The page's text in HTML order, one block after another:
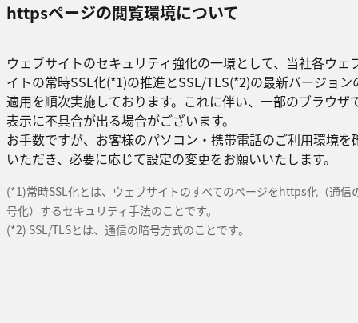
httpsページの閲覧環境について
ウェブサイトのセキュリティ強化の一環として、当社各ウェ
イトの常時SSL化(*1)の推進とSSL/TLS(*2)の最新バージョン
適用を順次実施しております。これに伴い、一部のブラウザ
表示に不具合が出る場合がございます。
お手数ですが、お客様のパソコン・携帯電話のご利用環境を
いただき、必要に応じて設定の変更をお願いいたします。
(*1)常時SSL化とは、ウェブサイトのすべてのページをhttps化（通信
号化）するセキュリティ手法のことです。
(*2) SSL/TLSとは、通信の暗号方式のことです。